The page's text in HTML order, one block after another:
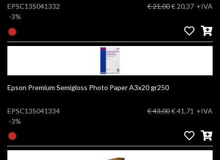
EPSC13S041332
-3%
€ 21,00€ 20,37 +IVA
Epson Premium Semigloss Photo Paper A3x20 gr250
EPSC13S041334
-3%
€ 43,00€ 41,71 +IVA